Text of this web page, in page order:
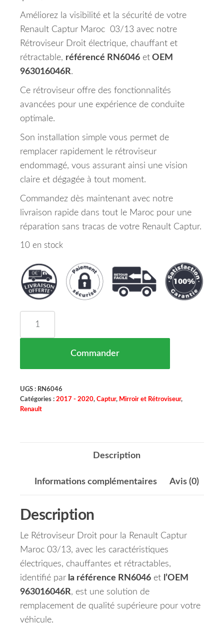
Améliorez la visibilité et la sécurité de votre
Renault Captur Maroc 03/13 avec notre
Rétroviseur Droit électrique, chauffant et
rétractable, référencé RN6046 et OEM
963016046R.
Ce rétroviseur offre des fonctionnalités
avancées pour une expérience de conduite
optimale.
Son installation simple vous permet de
remplacer rapidement le rétroviseur
endommagé, vous assurant ainsi une vision
claire et dégagée à tout moment.
Commandez dès maintenant avec notre
livraison rapide dans tout le Maroc pour une
réparation sans tracas de votre Renault Captur.
10 en stock
Commander
UGS : RN6046
Catégories : 2017 - 2020, Captur, Mirroir et Rétroviseur,
Renault
Description
Informations complémentaires Avis (0)
Description
Le Rétroviseur Droit pour la Renault Captur
Maroc 03/13, avec les caractéristiques
électriques, chauffantes et rétractables,
identifié par la référence RN6046 et l’OEM
963016046R, est une solution de
remplacement de qualité supérieure pour votre
véhicule.